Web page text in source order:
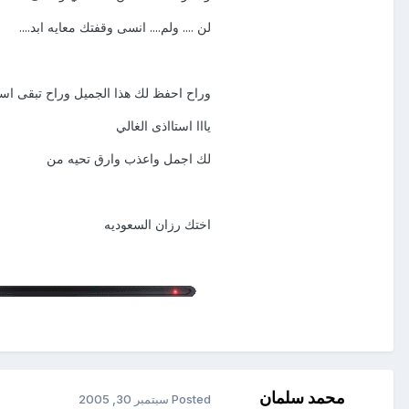
لن .... ولم.... انسى وقفتك معايه ابد....
وراح احفظ لك هذا الجميل وراح تبقى
يااا استااذى الغالي
لك اجمل واعذب وارق تحيه من
اختك رزان السعوديه
محمد سلمان Posted سبتمبر 30, 2005